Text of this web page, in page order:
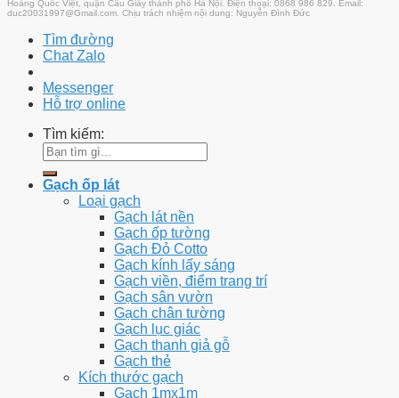
Hoàng Quốc Việt, quận Cầu Giấy thành phố Hà Nội. Điện thoại: 0868 986 829. Email:
duc20031997@Gmail.com. Chịu trách nhiệm nội dung: Nguyễn Đình Đức
Tìm đường
Chat Zalo
Messenger
Hỗ trợ online
Tìm kiếm:
Gạch ốp lát
Loại gạch
Gạch lát nền
Gạch ốp tường
Gạch Đỏ Cotto
Gạch kính lấy sáng
Gạch viền, điểm trang trí
Gạch sân vườn
Gạch chân tường
Gạch lục giác
Gạch thanh giả gỗ
Gạch thẻ
Kích thước gạch
Gạch 1mx1m